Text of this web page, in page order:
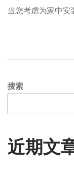
当您考虑为家中
搜索
近期文